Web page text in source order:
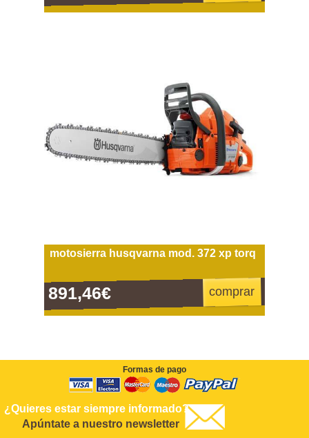
motosierra husqvarna mod. 372 xp torq
891,46€ comprar
Formas de pago
¿Quieres estar siempre informado?
Apúntate a nuestro newsletter